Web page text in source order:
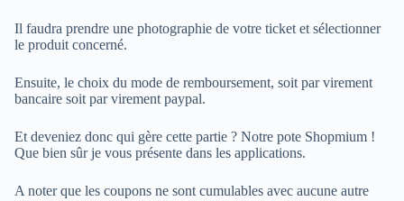
Il faudra prendre une photographie de votre ticket et sélectionner
le produit concerné.
Ensuite, le choix du mode de remboursement, soit par virement
bancaire soit par virement paypal.
Et deveniez donc qui gère cette partie ? Notre pote Shopmium !
Que bien sûr je vous présente dans les applications.
A noter que les coupons ne sont cumulables avec aucune autre